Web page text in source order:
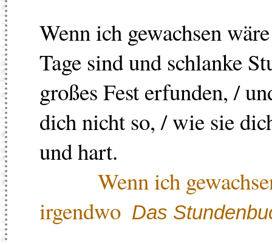
Wenn ich gewachsen
Tage sind und schlanke
großes Fest erfunden, /
dich nicht so, / wie sie
und hart.
Wenn ich
irgendwo Das